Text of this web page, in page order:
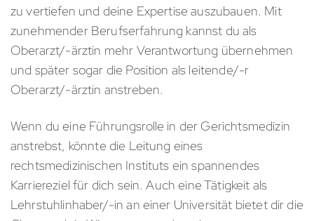
zu vertiefen und deine Expertise auszubauen. Mit
zunehmender Berufserfahrung kannst du als
Oberarzt/-ärztin mehr Verantwortung übernehmen
und später sogar die Position als leitende/-r
Oberarzt/-ärztin anstreben.
Wenn du eine Führungsrolle in der Gerichtsmedizin
anstrebst, könnte die Leitung eines
rechtsmedizinischen Instituts ein spannendes
Karriereziel für dich sein. Auch eine Tätigkeit als
Lehrstuhlinhaber/-in an einer Universität bietet dir die